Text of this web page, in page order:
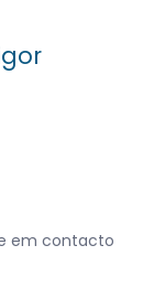
em contacto